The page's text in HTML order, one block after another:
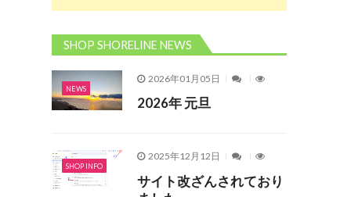
SHOP SHORELINE NEWS
NEWS
2026年01月05日
2026年 元旦
SHOP INFO
2025年12月12日
サイト改ざんされており